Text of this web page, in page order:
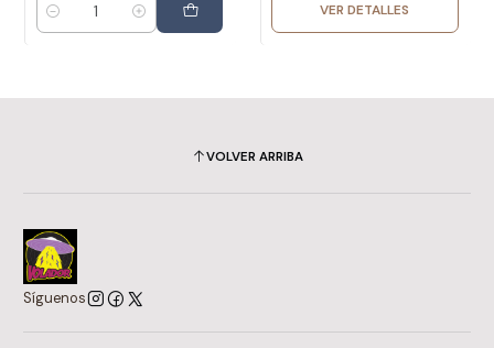
Cantidad
VER DETALLES
VOLVER ARRIBA
Síguenos